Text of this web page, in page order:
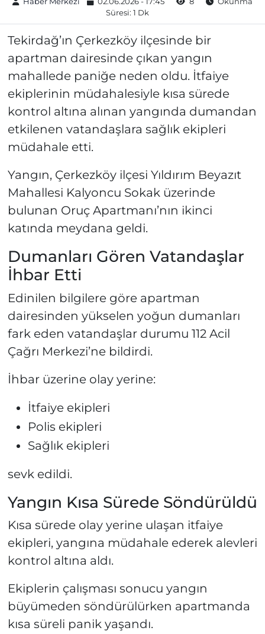
Süresi: 1 Dk
Tekirdağ’ın Çerkezköy ilçesinde bir
apartman dairesinde çıkan yangın
mahallede paniğe neden oldu. İtfaiye
ekiplerinin müdahalesiyle kısa sürede
kontrol altına alınan yangında dumandan
etkilenen vatandaşlara sağlık ekipleri
müdahale etti.
Yangın, Çerkezköy ilçesi Yıldırım Beyazıt
Mahallesi Kalyoncu Sokak üzerinde
bulunan Oruç Apartmanı’nın ikinci
katında meydana geldi.
Dumanları Gören Vatandaşlar
İhbar Etti
Edinilen bilgilere göre apartman
dairesinden yükselen yoğun dumanları
fark eden vatandaşlar durumu 112 Acil
Çağrı Merkezi’ne bildirdi.
İhbar üzerine olay yerine:
İtfaiye ekipleri
Polis ekipleri
Sağlık ekipleri
sevk edildi.
Yangın Kısa Sürede Söndürüldü
Kısa sürede olay yerine ulaşan itfaiye
ekipleri, yangına müdahale ederek alevleri
kontrol altına aldı.
Ekiplerin çalışması sonucu yangın
büyümeden söndürülürken apartmanda
kısa süreli panik yaşandı.